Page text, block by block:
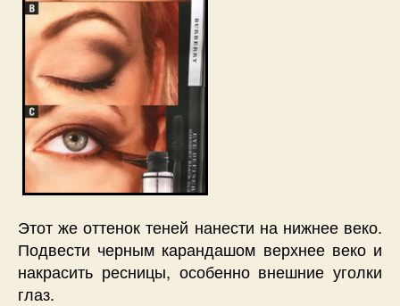
Этот же оттенок теней нанести на нижнее веко.
Подвести черным карандашом верхнее веко и
накрасить ресницы, особенно внешние уголки
глаз.